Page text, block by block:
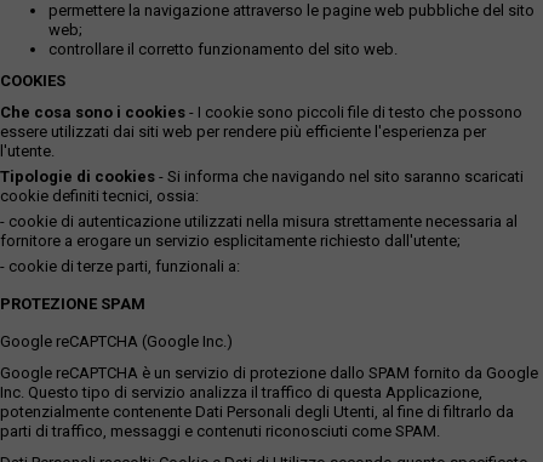
permettere la navigazione attraverso le pagine web pubbliche del sito
web;
controllare il corretto funzionamento del sito web.
COOKIES
Che cosa sono i cookies - I cookie sono piccoli file di testo che possono
essere utilizzati dai siti web per rendere più efficiente l'esperienza per
l'utente.
Tipologie di cookies - Si informa che navigando nel sito saranno scaricati
cookie definiti tecnici, ossia:
- cookie di autenticazione utilizzati nella misura strettamente necessaria al
fornitore a erogare un servizio esplicitamente richiesto dall'utente;
- cookie di terze parti, funzionali a:
PROTEZIONE SPAM
Google reCAPTCHA (Google Inc.)
Google reCAPTCHA è un servizio di protezione dallo SPAM fornito da Google
Inc. Questo tipo di servizio analizza il traffico di questa Applicazione,
potenzialmente contenente Dati Personali degli Utenti, al fine di filtrarlo da
parti di traffico, messaggi e contenuti riconosciuti come SPAM.